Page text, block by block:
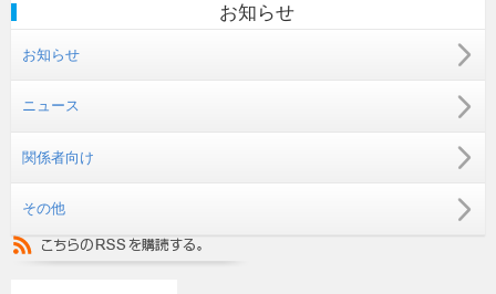
お知らせ
お知らせ
ニュース
関係者向け
その他